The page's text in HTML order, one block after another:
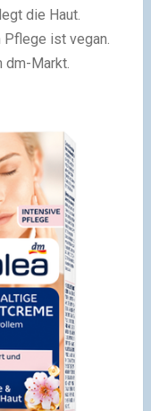
die Haut.
ist vegan.
dm-Markt.